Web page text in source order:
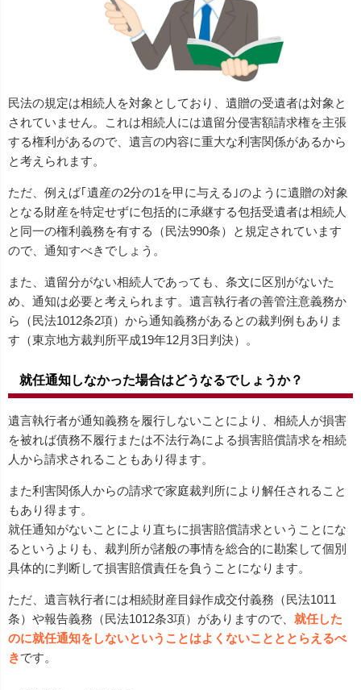
民法の規定は相続人を対象としており、遺贈の受遺者は対象と
されていません。これは相続人には遺留分侵害額請求権を主張
する権利があるので、遺言の内容に重大な利害関係があるから
と考えられます。
ただ、例えば｢遺産の2分の1を甲に与える｣のように遺贈の対象
となる財産を特定せずに包括的に承継する包括受遺者は相続人
と同一の権利義務を有する（民法990条）と規定されています
ので、通知すべきでしょう。
また、遺留分がない相続人であっても、条文に区別がないた
め、通知は必要と考えられます。遺言執行者の善管注意義務か
ら（民法1012条2項）から通知義務があるとの裁判例もありま
す（東京地方裁判所平成19年12月3日判決）。
就任通知しなかった場合はどうなるでしょうか？
遺言執行者が通知義務を履行しないことにより、相続人が損害
を被れば債務不履行または不法行為による損害賠償請求を相続
人から請求されることもあり得ます。
また利害関係人からの請求で家庭裁判所により解任されること
もあり得ます。
就任通知がないことにより直ちに損害賠償請求ということにな
るというよりも、裁判所が諸般の事情を総合的に勘案して個別
具体的に判断して損害賠償責任を負うことになります。
ただ、遺言執行者には相続財産目録作成交付義務（民法1011
条）や報告義務（民法1012条3項）がありますので、 就任した
のに就任通知をしないということはよくないことととらえるべ
きです。